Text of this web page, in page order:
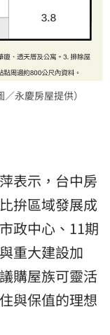
永慶房屋提供）
表示，台中房
拚區域發展成
政中心、11期
重大建設加
購屋族可靈活
與保值的理想